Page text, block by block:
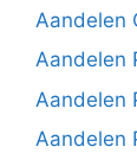
Aandelen
Aandelen
Aandelen
Aandelen